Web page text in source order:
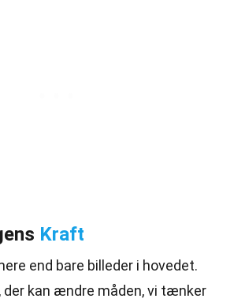
Kraft
end bare billeder i hovedet.
kan ændre måden, vi tænker